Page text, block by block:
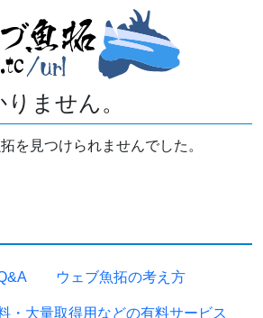
ません。
を見つけられませんでした。
ウェブ魚拓の考え方
・大量取得用などの有料サービス